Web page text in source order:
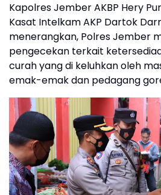
Kapolres Jember AKBP Hery
Kasat Intelkam AKP Dartok
menerangkan, Polres Jember
pengecekan terkait
curah yang di keluhkan oleh
emak-emak dan pedagang